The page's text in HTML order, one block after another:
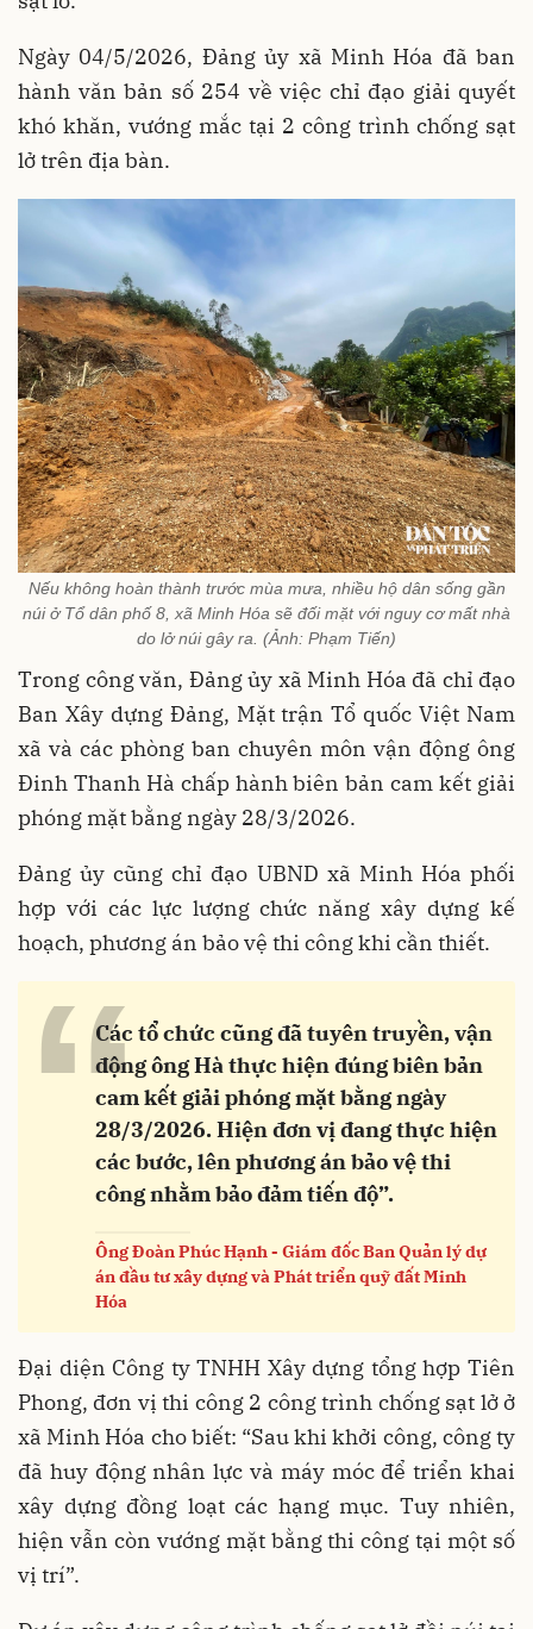
Ngày 04/5/2026, Đảng ủy xã Minh Hóa đã ban
hành văn bản số 254 về việc chỉ đạo giải quyết
khó khăn, vướng mắc tại 2 công trình chống sạt
lở trên địa bàn.
Nếu không hoàn thành trước mùa mưa, nhiều hộ dân sống gần
núi ở Tổ dân phố 8, xã Minh Hóa sẽ đối mặt với nguy cơ mất nhà
do lở núi gây ra. (Ảnh: Phạm Tiến)
Trong công văn, Đảng ủy xã Minh Hóa đã chỉ đạo
Ban Xây dựng Đảng, Mặt trận Tổ quốc Việt Nam
xã và các phòng ban chuyên môn vận động ông
Đinh Thanh Hà chấp hành biên bản cam kết giải
phóng mặt bằng ngày 28/3/2026.
Đảng ủy cũng chỉ đạo UBND xã Minh Hóa phối
hợp với các lực lượng chức năng xây dựng kế
hoạch, phương án bảo vệ thi công khi cần thiết.
“Các tổ chức cũng đã tuyên truyền, vận
động ông Hà thực hiện đúng biên bản
cam kết giải phóng mặt bằng ngày
28/3/2026. Hiện đơn vị đang thực hiện
các bước, lên phương án bảo vệ thi
công nhằm bảo đảm tiến độ”.
Ông Đoàn Phúc Hạnh - Giám đốc Ban Quản lý dự
án đầu tư xây dựng và Phát triển quỹ đất Minh
Hóa
Đại diện Công ty TNHH Xây dựng tổng hợp Tiên
Phong, đơn vị thi công 2 công trình chống sạt lở ở
xã Minh Hóa cho biết: “Sau khi khởi công, công ty
đã huy động nhân lực và máy móc để triển khai
xây dựng đồng loạt các hạng mục. Tuy nhiên,
hiện vẫn còn vướng mặt bằng thi công tại một số
vị trí”.